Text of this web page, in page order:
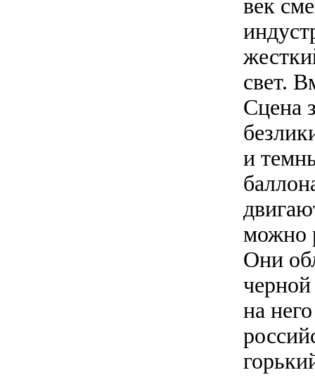
век
свет.
Сцена
и
можно
Они
на